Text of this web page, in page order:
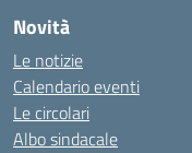
Novità
Le notizie
Calendario eventi
Le circolari
Albo sindacale